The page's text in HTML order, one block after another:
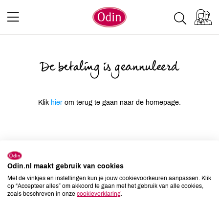
De betaling is geannuleerd
Klik hier om terug te gaan naar de homepage.
Odin.nl maakt gebruik van cookies
Met de vinkjes en instellingen kun je jouw cookievoorkeuren aanpassen. Klik
op “Accepteer alles” om akkoord te gaan met het gebruik van alle cookies,
zoals beschreven in onze cookieverklaring.